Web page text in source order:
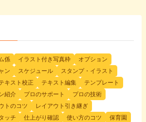
係 イラスト付き写真枠
オプション
ン スケジュール
スタンプ・イラスト
キスト校正 テキスト編集
テンプレート
紹介 プロのサポート
プロの技術
トのコツ
レイアウト引き継ぎ
ッチ 仕上がり確認 使い方のコツ
保育園